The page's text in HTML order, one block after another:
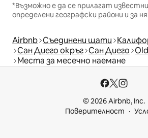
*Възможно е да се прилагат
определени географски райони и за
Airbnb Съединени щати
Сан Диего окръг Сан Диего
Места за месечно наемане
© 2026 Airbnb, Inc.
Поверителност